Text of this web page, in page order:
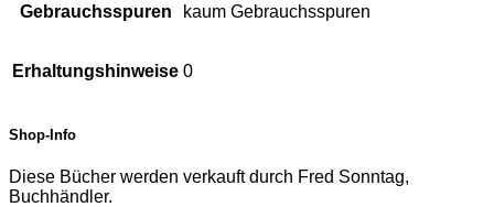
Gebrauchsspuren kaum Gebrauchsspuren
Erhaltungshinweise 0
Shop-Info
Diese Bücher werden verkauft durch Fred Sonntag,
Buchhändler.